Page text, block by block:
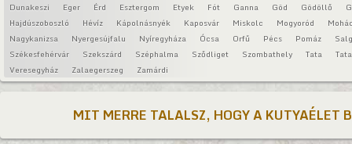
Dunakeszi
Eger Érd Esztergom Etyek Fót Ganna Göd Gödöllő
Hajdúszoboszló
Hévíz Kápolnásnyék Kaposvár Miskolc Mogyoród
Nagykanizsa
Nyergesújfalu Nyíregyháza Ócsa Orfű Pécs Pomáz
Székesfehérvár
Szekszárd Széphalma Sződliget Szombathely Tata
Veresegyház
Zalaegerszeg Zamárdi
MIT MERRE TALALSZ, HOGY A KUTYAÉLET